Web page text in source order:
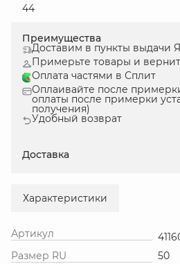
44
Преимущества
Доставим в пункты выдачи
Примерьте товары и
Оплата частями в Сплит
Оплаивайте после
оплаты после примерки
получения)
Удобный возврат
Доставка
Характеристики
Артикул
Размер RU
50